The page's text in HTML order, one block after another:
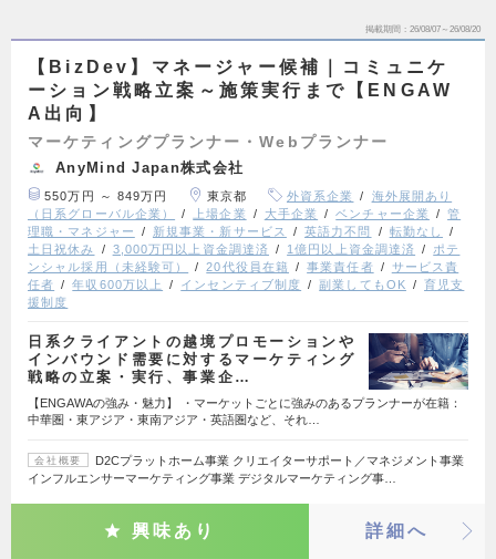
掲載期間 26/08/07～26/08/20
【BizDev】マネージャー候補｜コミュニケ
ーション戦略立案～施策実行まで【ENGAW
A出向】
マーケティングプランナー・Webプランナー
AnyMind Japan株式会社
550万円 ～ 849万円 東京都 外資系企業
海外展開あり
（日系グローバル企業）
上場企業 大手企業 ベンチャー企業
管
理職・マネジャー
新規事業・新サービス 英語力不問
転勤なし
土日祝休み
3,000万円以上資金調達済 1億円以上資金調達済
ポテ
ンシャル採用（未経験可）
20代役員在籍 事業責任者
サービス責
任者
年収600万以上 インセンティブ制度 副業してもOK
育児支
援制度
日系クライアントの越境プロモーションや
インバウンド需要に対するマーケティング
戦略の立案・実行、事業企…
【ENGAWAの強み・魅力】 ・マーケットごとに強みのあるプランナーが在籍：
中華圏・東アジア・東南アジア・英語圏など、それ…
会社概要
D2Cプラットホーム事業 クリエイターサポート／マネジメント事業
インフルエンサーマーケティング事業 デジタルマーケティング事…
興味あり 詳細へ